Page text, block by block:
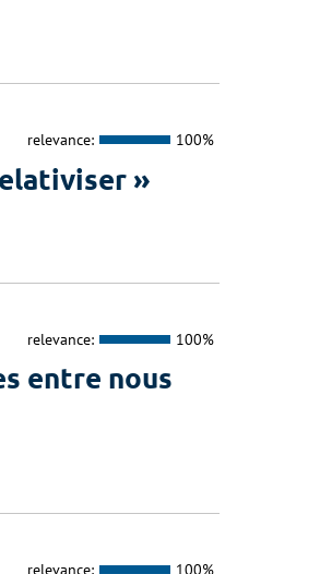
relevance: 100%
»
relevance: 100%
entre nous